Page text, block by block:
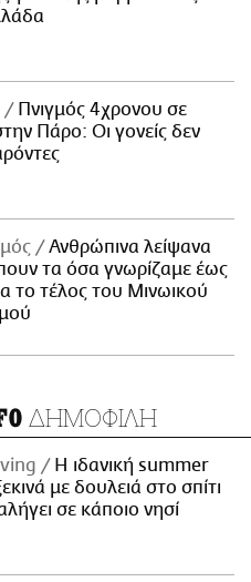
Πνιγμός 4χρονου σε
Πάρο: Οι γονείς δεν
Ανθρώπινα λείψανα
τα όσα γνωρίζαμε έως
το τέλος του Μινωικού
ΔΗΜΟΦΙΛΗ
Η ιδανική summer
με δουλειά στο σπίτι
σε κάποιο νησί